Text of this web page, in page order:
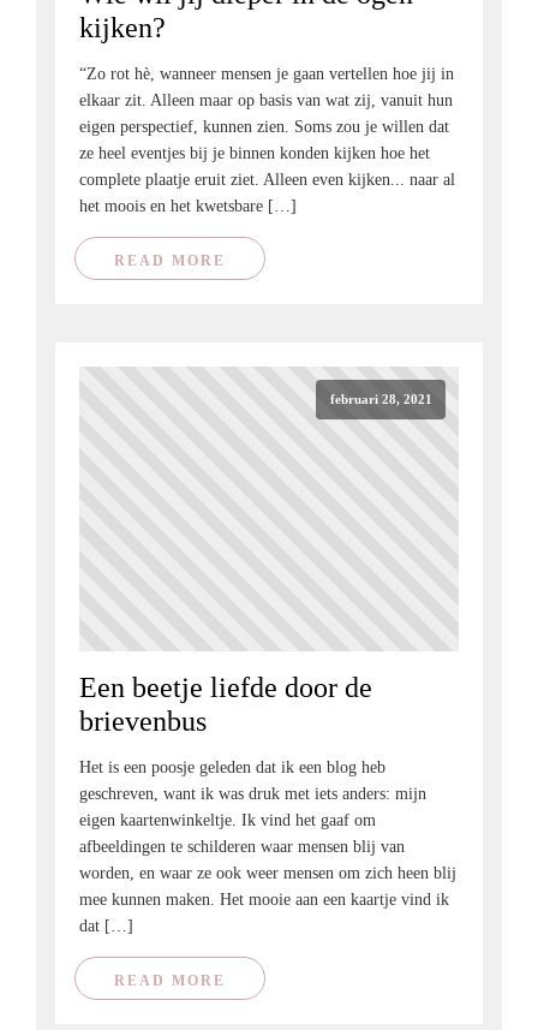
kijken?
“Zo rot hè, wanneer mensen je gaan vertellen hoe jij in
elkaar zit. Alleen maar op basis van wat zij, vanuit hun
eigen perspectief, kunnen zien. Soms zou je willen dat
ze heel eventjes bij je binnen konden kijken hoe het
complete plaatje eruit ziet. Alleen even kijken... naar al
het moois en het kwetsbare […]
READ MORE
februari 28, 2021
Een beetje liefde door de
brievenbus
Het is een poosje geleden dat ik een blog heb
geschreven, want ik was druk met iets anders: mijn
eigen kaartenwinkeltje. Ik vind het gaaf om
afbeeldingen te schilderen waar mensen blij van
worden, en waar ze ook weer mensen om zich heen blij
mee kunnen maken. Het mooie aan een kaartje vind ik
dat […]
READ MORE